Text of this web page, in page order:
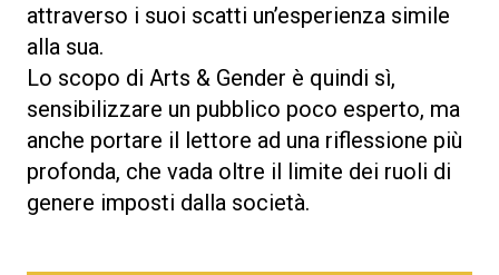
attraverso i suoi scatti un’esperienza simile
alla sua.
Lo scopo di Arts & Gender è quindi sì,
sensibilizzare un pubblico poco esperto, ma
anche portare il lettore ad una riflessione più
profonda, che vada oltre il limite dei ruoli di
genere imposti dalla società.